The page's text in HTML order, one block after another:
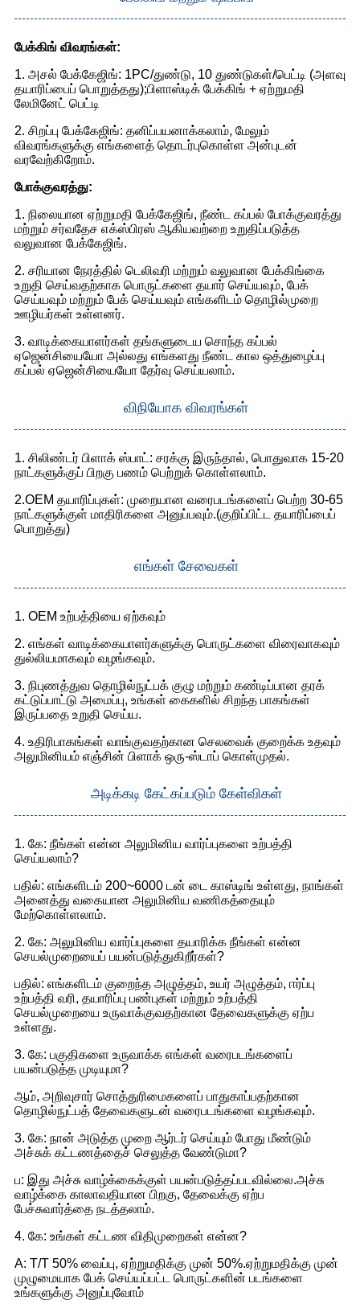
பேக்கிங் விவரங்கள்:
1. அசல் பேக்கேஜிங்: 1PC/துண்டு, 10 துண்டுகள்/பெட்டி (அளவு
தயாரிப்பைப் பொறுத்தது);பிளாஸ்டிக் பேக்கிங் + ஏற்றுமதி
லேமினேட் பெட்டி
2. சிறப்பு பேக்கேஜிங்: தனிப்பயனாக்கலாம், மேலும்
விவரங்களுக்கு எங்களைத் தொடர்புகொள்ள அன்புடன்
வரவேற்கிறோம்.
போக்குவரத்து:
1. நிலையான ஏற்றுமதி பேக்கேஜிங், நீண்ட கப்பல் போக்குவரத்து
மற்றும் சர்வதேச எக்ஸ்பிரஸ் ஆகியவற்றை உறுதிப்படுத்த
வலுவான பேக்கேஜிங்.
2. சரியான நேரத்தில் டெலிவரி மற்றும் வலுவான பேக்கிங்கை
உறுதி செய்வதற்காக பொருட்களை தயார் செய்யவும், பேக்
செய்யவும் மற்றும் பேக் செய்யவும் எங்களிடம் தொழில்முறை
ஊழியர்கள் உள்ளனர்.
3. வாடிக்கையாளர்கள் தங்களுடைய சொந்த கப்பல்
ஏஜென்சியையோ அல்லது எங்களது நீண்ட கால ஒத்துழைப்பு
கப்பல் ஏஜென்சியையோ தேர்வு செய்யலாம்.
விநியோக விவரங்கள்
1. சிலிண்டர் பிளாக் ஸ்பாட்: சரக்கு இருந்தால், பொதுவாக 15-20
நாட்களுக்குப் பிறகு பணம் பெற்றுக் கொள்ளலாம்.
2.OEM தயாரிப்புகள்: முறையான வரைபடங்களைப் பெற்ற 30-65
நாட்களுக்குள் மாதிரிகளை அனுப்பவும்.(குறிப்பிட்ட தயாரிப்பைப்
பொறுத்து)
எங்கள் சேவைகள்
1. OEM உற்பத்தியை ஏற்கவும்
2. எங்கள் வாடிக்கையாளர்களுக்கு பொருட்களை விரைவாகவும்
துல்லியமாகவும் வழங்கவும்.
3. நிபுணத்துவ தொழில்நுட்பக் குழு மற்றும் கண்டிப்பான தரக்
கட்டுப்பாட்டு அமைப்பு, உங்கள் கைகளில் சிறந்த பாகங்கள்
இருப்பதை உறுதி செய்ய.
4. உதிரிபாகங்கள் வாங்குவதற்கான செலவைக் குறைக்க உதவும்
அலுமினியம் எஞ்சின் பிளாக் ஒரு-ஸ்டாப் கொள்முதல்.
அடிக்கடி கேட்கப்படும் கேள்விகள்
1. கே: நீங்கள் என்ன அலுமினிய வார்ப்புகளை உற்பத்தி
செய்யலாம்?
பதில்: எங்களிடம் 200~6000 டன் டை காஸ்டிங் உள்ளது, நாங்கள்
அனைத்து வகையான அலுமினிய வணிகத்தையும்
மேற்கொள்ளலாம்.
2. கே: அலுமினிய வார்ப்புகளை தயாரிக்க நீங்கள் என்ன
செயல்முறையைப் பயன்படுத்துகிறீர்கள்?
பதில்: எங்களிடம் குறைந்த அழுத்தம், உயர் அழுத்தம், ஈர்ப்பு
உற்பத்தி வரி, தயாரிப்பு பண்புகள் மற்றும் உற்பத்தி
செயல்முறையை உருவாக்குவதற்கான தேவைகளுக்கு ஏற்ப
உள்ளது.
3. கே: பகுதிகளை உருவாக்க எங்கள் வரைபடங்களைப்
பயன்படுத்த முடியுமா?
ஆம், அறிவுசார் சொத்துரிமைகளைப் பாதுகாப்பதற்கான
தொழில்நுட்பத் தேவைகளுடன் வரைபடங்களை வழங்கவும்.
3. கே: நான் அடுத்த முறை ஆர்டர் செய்யும் போது மீண்டும்
அச்சுக் கட்டணத்தைச் செலுத்த வேண்டுமா?
ப: இது அச்சு வாழ்க்கைக்குள் பயன்படுத்தப்படவில்லை.அச்சு
வாழ்க்கை காலாவதியான பிறகு, தேவைக்கு ஏற்ப
பேச்சுவார்த்தை நடத்தலாம்.
4. கே: உங்கள் கட்டண விதிமுறைகள் என்ன?
A: T/T 50% வைப்பு, ஏற்றுமதிக்கு முன் 50%.ஏற்றுமதிக்கு முன்
முழுமையாக பேக் செய்யப்பட்ட பொருட்களின் படங்களை
உங்களுக்கு அனுப்புவோம்